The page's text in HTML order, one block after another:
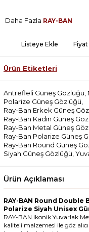
Daha Fazla RAY-BAN
Listeye Ekle Fiyat
Ürün Etiketleri
Antrefleli Güneş Gözlüğü
Polarize Güneş Gözlüğü
Ray-Ban Erkek Güneş
Ray-Ban Kadın Güneş
Ray-Ban Metal Güneş
Ray-Ban Polarize Güneş
Ray-Ban Round Güneş
Siyah Güneş Gözlüğü
Ürün Açıklaması
RAY-BAN Round Double
Polarize Siyah Unisex
RAY-BAN ikonik Yuvarlak
kaliteli malzemesi ile göz